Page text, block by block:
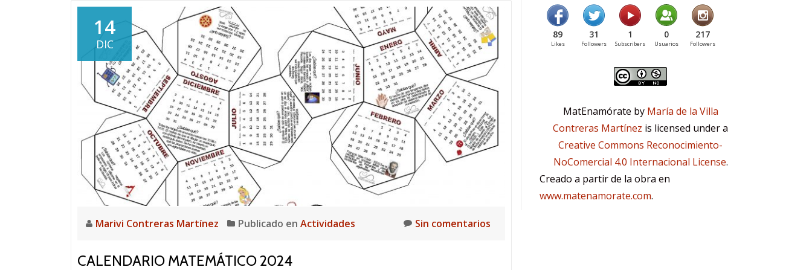
14
DIC
Marivi Contreras Martínez Publicado en Actividades Sin comentarios
CALENDARIO MATEMÁTICO 2024
89
Likes
31
Followers
1
Subscribers
0
Usuarios
217
Followers
MatEnamórate by María de la Villa
Contreras Martínez is licensed under a
Creative Commons Reconocimiento-
NoComercial 4.0 Internacional License.
Creado a partir de la obra en
www.matenamorate.com.